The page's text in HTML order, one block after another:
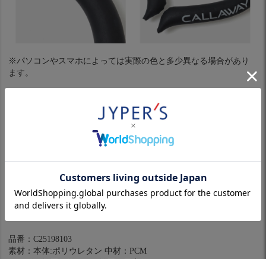
※パソコンやスマホによっては実際の色と多少異なる場合があり
ます。
首元を冷やすことで、全身の熱をクールダウンさせてくれるCOOL
KEEP NECK RINGは、ベーシックなカラーの２色展開。直接肌に
までほどよい冷たさで快適に使用できます。氷のように溶けたと
きに結露が出ず、首元が濡れる心配もないのポイントです。溶け
ても冷却すれば再び凍結するので何度でも使用可能な、蒸し暑い
品番：C25198103
素材：本体:ポリウレタン 中材：PCM